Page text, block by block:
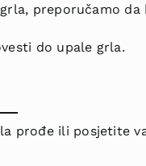
preporučamo da
do upale grla.
prođe ili posjetite